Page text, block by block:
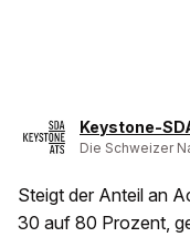
Keystone-
Die Schweizer
Steigt der Anteil an
30 auf 80 Prozent,